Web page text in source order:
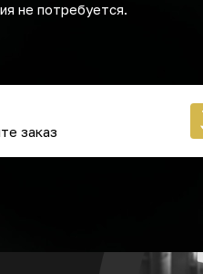
не потребуется.
заказ